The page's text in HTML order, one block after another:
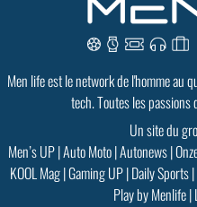
Men life est le network de l'homme au
tech. Toutes les
Un site du
Men’s UP|Auto Moto|Autonews|
KOOL Mag|Gaming UP|Daily Sports|
Play by Menlife|